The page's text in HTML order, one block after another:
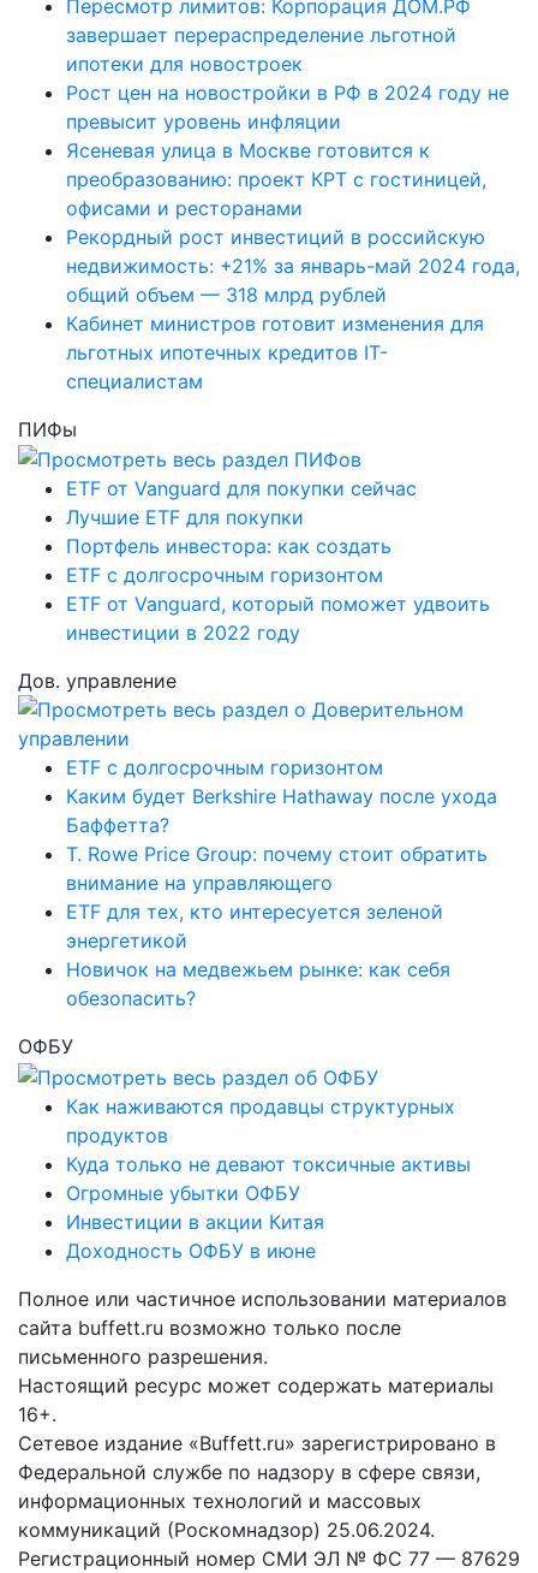
Пересмотр лимитов: Корпорация ДОМ.РФ
завершает перераспределение льготной
ипотеки для новостроек
Рост цен на новостройки в РФ в 2024 году не
превысит уровень инфляции
Ясеневая улица в Москве готовится к
преобразованию: проект КРТ с гостиницей,
офисами и ресторанами
Рекордный рост инвестиций в российскую
недвижимость: +21% за январь-май 2024 года,
общий объем — 318 млрд рублей
Кабинет министров готовит изменения для
льготных ипотечных кредитов IT-
специалистам
ПИФы
ETF от Vanguard для покупки сейчас
Лучшие ETF для покупки
Портфель инвестора: как создать
ETF с долгосрочным горизонтом
ETF от Vanguard, который поможет удвоить
инвестиции в 2022 году
Дов. управление
ETF с долгосрочным горизонтом
Каким будет Berkshire Hathaway после ухода
Баффетта?
T. Rowe Price Group: почему стоит обратить
внимание на управляющего
ETF для тех, кто интересуется зеленой
энергетикой
Новичок на медвежьем рынке: как себя
обезопасить?
ОФБУ
Как наживаются продавцы структурных
продуктов
Куда только не девают токсичные активы
Огромные убытки ОФБУ
Инвестиции в акции Китая
Доходность ОФБУ в июне
Полное или частичное использовании материалов
сайта buffett.ru возможно только после
письменного разрешения.
Настоящий ресурс может содержать материалы
16+.
Сетевое издание «Buffett.ru» зарегистрировано в
Федеральной службе по надзору в сфере связи,
информационных технологий и массовых
коммуникаций (Роскомнадзор) 25.06.2024.
Регистрационный номер СМИ ЭЛ № ФС 77 — 87629